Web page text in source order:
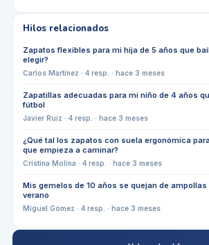
Hilos relacionados
Zapatos flexibles para mi hija de 5 años que
elegir?
Carlos Martínez · 4resp. · hace 3 meses
Zapatillas adecuadas para mi niño de 4 años
fútbol
Javier Ruiz · 4resp. · hace 3 meses
¿Qué tal los zapatos con suela ergonómica
que empieza a caminar?
Cristina Molina · 4resp. · hace 3 meses
Mis gemelos de 10 años se quejan de
verano
Miguel Gómez · 4resp. · hace 3 meses